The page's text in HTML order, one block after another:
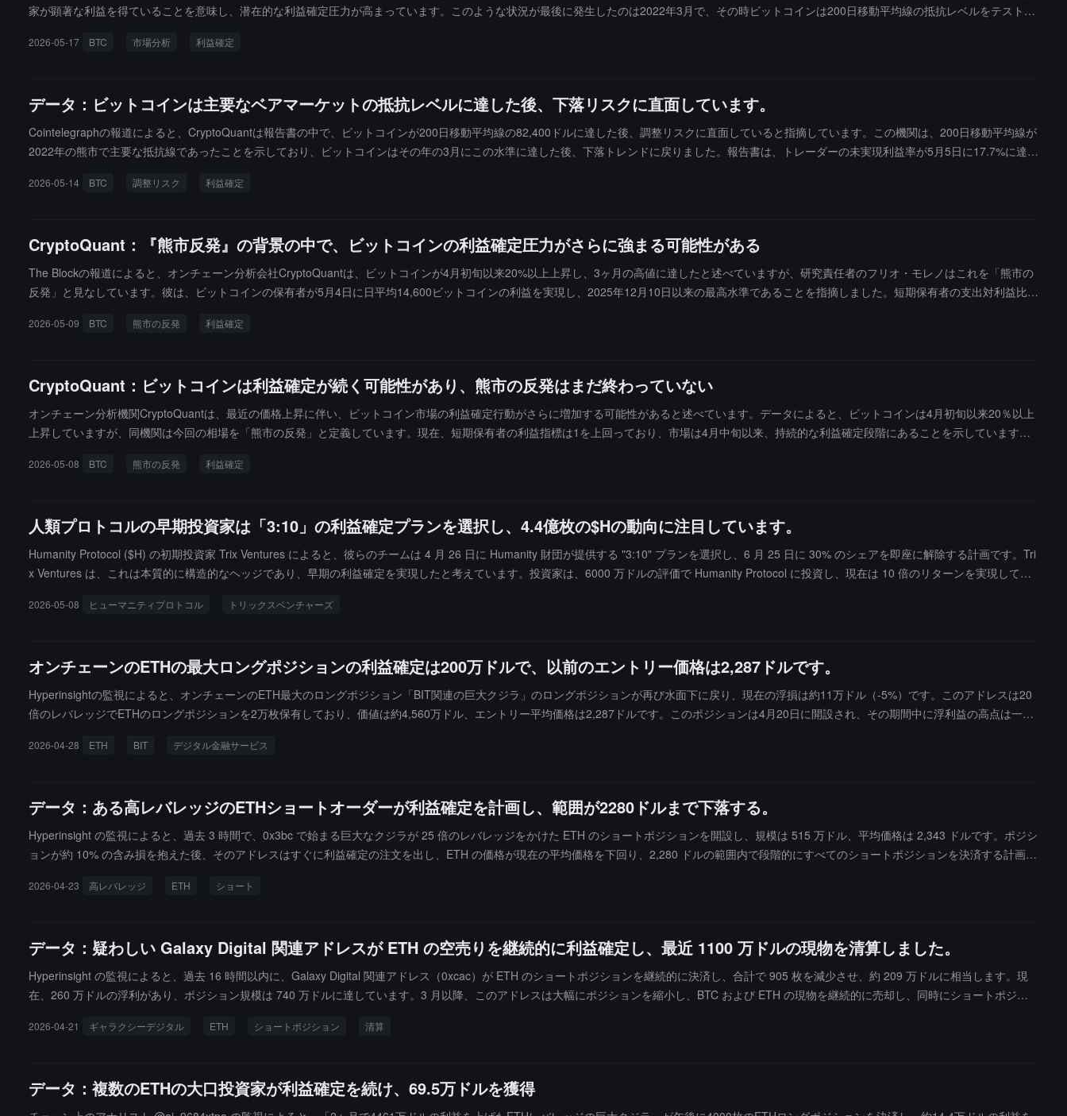
家が顕著な利益を得ていることを意味し、潜在的な利益確定圧力が高まっています。このような状況が最後に発生したのは2022年3月で、その時ビットコインは200日移動平均線の抵抗レベルをテストし
2026-05-17 BTC 市場分析 利益確定
データ：ビットコインは主要なベアマーケットの抵抗レベルに達した後、下落リスクに直面しています。
Cointelegraphの報道によると、CryptoQuantは報告書の中で、ビットコインが200日移動平均線の82,400ドルに達した後、調整リスクに直面していると指摘しています。この機関は、200日移動平均線が
2022年の熊市で主要な抵抗線であったことを示しており、ビットコインはその年の3月にこの水準に達した後、下落トレンドに戻りました。報告書は、トレーダーの未実現利益率が5月5日に17.7%に達
が14,600枚のビットコイン（約12億ドル相当）を現金化しました。CryptoQuantは、この規模のピークは熊市の反発において局所的な価格の天井を示唆することが多いと述べています。ビットコインが
2026-05-14 BTC 調整リスク 利益確定
CryptoQuant：『熊市反発』の背景の中で、ビットコインの利益確定圧力がさらに強まる可能性がある
The Blockの報道によると、オンチェーン分析会社CryptoQuantは、ビットコインが4月初旬以来20%以上上昇し、3ヶ月の高値に達したと述べていますが、研究責任者のフリオ・モレノはこれを「熊市の
反発」と見なしています。彼は、ビットコインの保有者が5月4日に日平均14,600ビットコインの利益を実現し、2025年12月10日以来の最高水準であることを指摘しました。短期保有者の支出対利益比率
ラスに転じたことを示し、熊市の動態の構造的な転換点を示しています。しかし、この水準は牛市確認期間の通常の130,000から200,000ビットコインの範囲を大きく下回っています。現在の未実現利益
2026-05-09 BTC 熊市の反発 利益確定
CryptoQuant：ビットコインは利益確定が続く可能性があり、熊市の反発はまだ終わっていない
オンチェーン分析機関CryptoQuantは、最近の価格上昇に伴い、ビットコイン市場の利益確定行動がさらに増加する可能性があると述べています。データによると、ビットコインは4月初旬以来20％以上
上昇していますが、同機関は今回の相場を「熊市の反発」と定義しています。現在、短期保有者の利益指標は1を上回っており、市場は4月中旬以来、持続的な利益確定段階にあることを示しています。
2026-05-08 BTC 熊市の反発 利益確定
人類プロトコルの早期投資家は「3:10」の利益確定プランを選択し、4.4億枚の$Hの動向に注目しています。
Humanity Protocol ($H) の初期投資家 Trix Ventures によると、彼らのチームは 4 月 26 日に Humanity 財団が提供する "3:10" プランを選択し、6 月 25 日に 30% のシェアを即座に解除する計画です。Tri
x Ventures は、これは本質的に構造的なヘッジであり、早期の利益確定を実現したと考えています。投資家は、6000 万ドルの評価で Humanity Protocol に投資し、現在は 10 倍のリターンを実現してお
おいて資本回収とリスク解消を実現するための標準的な操作であると考えています。即時の流動性を確保することで、長期的な不確実性を回避し、初期投資の利益を安全に保つことができます。オンチ
の選択をしたのは彼らだけではなく、ネット全体で非常に多くの初期投資家が高度に一致した戦略を形成していることを示しており、市場は初期参加者によって主導される集中した資本再編を迎える可
能性があると考えています。潜在的な影響について、投資家はこの部分のトークンの価値は約 8000 万ドルであり、短期間で流通に入ると二次市場に厳しい流動性圧力をもたらすと述べています。また、
大規模な流動性の集中放出の背景の中で、$H のロングポジションを持つ投資家は高度に警戒し、リスクエクスポージャーを適時評価し、適切なタイミングでポジションをクローズすることが、短期的な
需給の不均衡によるボラティリティの増加を回避するための理性的な選択であると指摘しています。しかし、投資家は現在の防御的な動きは完全に投資の規律とリスク管理の要求から来ているものであ
り、プロジェクトのファンダメンタルズに対する疑念からではないと述べています。この機関は依然としてこのコア分野を長期的に好意的に見ており、Humanity Protocol の長期的なビジョンに対して高
2026-05-08 ヒューマニティプロトコル トリックスベンチャーズ
オンチェーンのETHの最大ロングポジションの利益確定は200万ドルで、以前のエントリー価格は2,287ドルです。
Hyperinsightの監視によると、オンチェーンのETH最大のロングポジション「BIT関連の巨大クジラ」のロングポジションが再び水面下に戻り、現在の浮損は約11万ドル（-5%）です。このアドレスは20
倍のレバレッジでETHのロングポジションを2万枚保有しており、価値は約4,560万ドル、エントリー平均価格は2,287ドルです。このポジションは4月20日に開設され、その期間中に浮利益の高点は一時
ことがあります。以前は数億規模でETHをロングしていました。アドレス: 0x6c8512516ce5669d35113a11ca8b8de322fd84f6。
2026-04-28 ETH BIT デジタル金融サービス
データ：ある高レバレッジのETHショートオーダーが利益確定を計画し、範囲が2280ドルまで下落する。
Hyperinsight の監視によると、過去 3 時間で、0x3bc で始まる巨大なクジラが 25 倍のレバレッジをかけた ETH のショートポジションを開設し、規模は 515 万ドル、平均価格は 2,343 ドルです。ポジシ
ョンが約 10% の含み損を抱えた後、そのアドレスはすぐに利益確定の注文を出し、ETH の価格が現在の平均価格を下回り、2,280 ドルの範囲内で段階的にすべてのショートポジションを決済する計画で
2026-04-23 高レバレッジ ETH ショート
データ：疑わしい Galaxy Digital 関連アドレスが ETH の空売りを継続的に利益確定し、最近 1100 万ドルの現物を清算しました。
Hyperinsight の監視によると、過去 16 時間以内に、Galaxy Digital 関連アドレス（0xcac）が ETH のショートポジションを継続的に決済し、合計で 905 枚を減少させ、約 209 万ドルに相当します。現
在、260 万ドルの浮利があり、ポジション規模は 740 万ドルに達しています。3 月以降、このアドレスは大幅にポジションを縮小し、BTC および ETH の現物を継続的に売却し、同時にショートポジシ
50 万ドルの利益が記録されました。このアドレスは、Galaxy Digital からのオンチェーン資金を何度も受け取っており、Hyperliquid で長期間にわたり中立的なアービトラージ戦略を実行しており、通常
2026-04-21 ギャラクシーデジタル ETH ショートポジション 清算
データ：複数のETHの大口投資家が利益確定を続け、69.5万ドルを獲得